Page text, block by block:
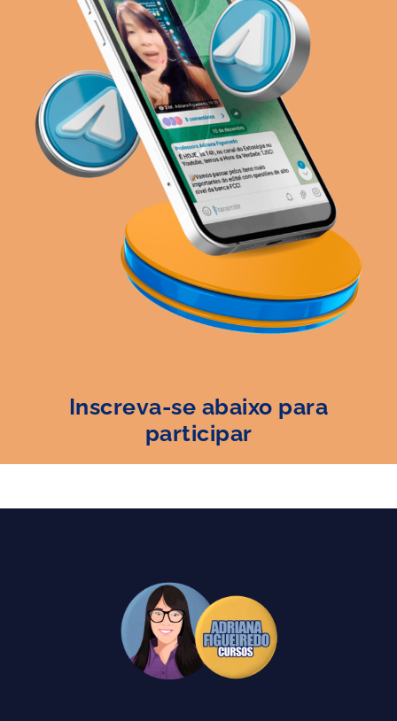
Inscreva-se abaixo para
participar